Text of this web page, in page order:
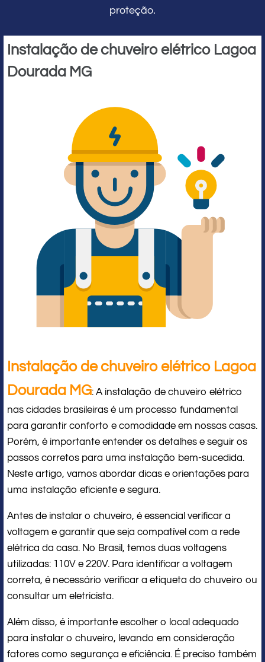
proteção.
Instalação de chuveiro elétrico Lagoa
Dourada MG
Instalação de chuveiro elétrico Lagoa
Dourada MG: A instalação de chuveiro elétrico
nas cidades brasileiras é um processo fundamental
para garantir conforto e comodidade em nossas casas.
Porém, é importante entender os detalhes e seguir os
passos corretos para uma instalação bem-sucedida.
Neste artigo, vamos abordar dicas e orientações para
uma instalação eficiente e segura.
Antes de instalar o chuveiro, é essencial verificar a
voltagem e garantir que seja compatível com a rede
elétrica da casa. No Brasil, temos duas voltagens
utilizadas: 110V e 220V. Para identificar a voltagem
correta, é necessário verificar a etiqueta do chuveiro ou
consultar um eletricista.
Além disso, é importante escolher o local adequado
para instalar o chuveiro, levando em consideração
fatores como segurança e eficiência. É preciso também